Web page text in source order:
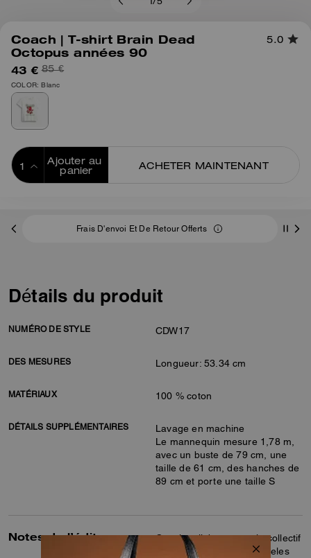
/5
Coach | T-shirt Brain Dead
Octopus années 90
5.0
43 € 85 €
COLOR: Blanc
Ajouter au
panier
ACHETER MAINTENANT
Frais D'envoi Et De Retour Offerts
Détails du produit
NUMÉRO DE STYLE CDW17
DES MESURES Longueur: 53.34 cm
MATÉRIAUX 100 % coton
DÉTAILS SUPPLÉMENTAIRES
Lavage en machine
Le mannequin mesure 1,78 m,
avec un buste de 79 cm, une
taille de 61 cm, des hanches de
89 cm et porte une taille S
Notes de l’éditeur
Coach collabore avec le collectif
d’artistes basé à Los Angeles